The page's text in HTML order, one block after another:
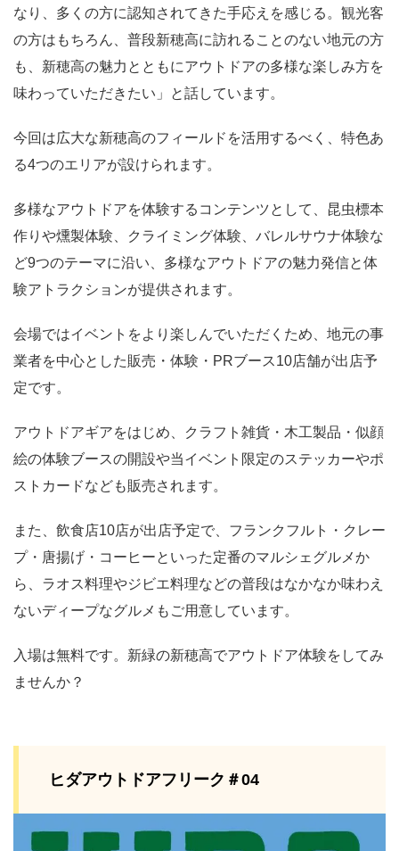
なり、多くの方に認知されてきた手応えを感じる。観光客
の方はもちろん、普段新穂高に訪れることのない地元の方
も、新穂高の魅力とともにアウトドアの多様な楽しみ方を
味わっていただきたい」と話しています。
今回は広大な新穂高のフィールドを活用するべく、特色あ
る4つのエリアが設けられます。
多様なアウトドアを体験するコンテンツとして、昆虫標本
作りや燻製体験、クライミング体験、バレルサウナ体験な
ど9つのテーマに沿い、多様なアウトドアの魅力発信と体
験アトラクションが提供されます。
会場ではイベントをより楽しんでいただくため、地元の事
業者を中心とした販売・体験・PRブース10店舗が出店予
定です。
アウトドアギアをはじめ、クラフト雑貨・木工製品・似顔
絵の体験ブースの開設や当イベント限定のステッカーやポ
ストカードなども販売されます。
また、飲食店10店が出店予定で、フランクフルト・クレー
プ・唐揚げ・コーヒーといった定番のマルシェグルメか
ら、ラオス料理やジビエ料理などの普段はなかなか味わえ
ないディープなグルメもご用意しています。
入場は無料です。新緑の新穂高でアウトドア体験をしてみ
ませんか？
ヒダアウトドアフリーク＃04